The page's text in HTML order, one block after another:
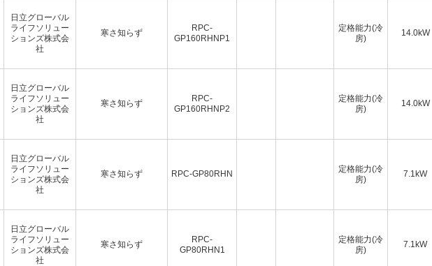
日立グローバル
ライフソリュー
ションズ株式会
社
寒さ知らず
RPC-
GP160RHNP1
定格能力(冷
房)
14.0kW
日立グローバル
ライフソリュー
ションズ株式会
社
寒さ知らず
RPC-
GP160RHNP2
定格能力(冷
房)
14.0kW
日立グローバル
ライフソリュー
ションズ株式会
社
寒さ知らず RPC-GP80RHN
定格能力(冷
房)
7.1kW
日立グローバル
ライフソリュー
ションズ株式会
社
寒さ知らず
RPC-
GP80RHN1
定格能力(冷
房)
7.1kW